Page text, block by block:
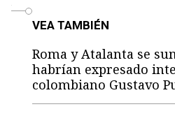
VEA TAMBIÉN
Roma y Atalanta se
habrían expresado
colombiano Gustavo